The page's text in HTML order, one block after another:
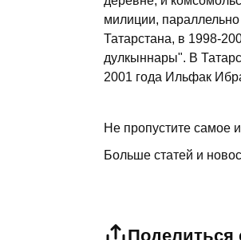
милиции,
Татарстана, в 1998-
дулкыннары". В
2001 года Ильфак
Не пропустите самое
Больше статей и
Поделиться